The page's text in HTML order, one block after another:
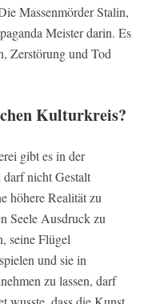
Massenmörder Stalin,
Meister darin. Es
Zerstörung und Tod
Kulturkreis?
gibt es in der
nicht Gestalt
höhere Realität zu
Seele Ausdruck zu
seine Flügel
und sie in
zu lassen, darf